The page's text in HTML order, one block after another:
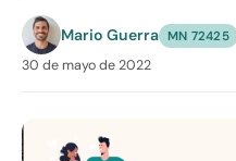
Mario Guerra MN 72425
30 de mayo de 2022